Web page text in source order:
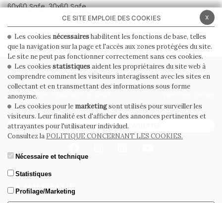
60x60 Safe 30x60 Safe
PRIVACY POLICY COOKIE POLICY
CONDITIONS GÉNÉRALES DE VENTE
ABONNEZ-VOUS À LA NEWSLETTER
x
CE SITE EMPLOIE DES COOKIES
Les cookies nécessaireshabilitent les fonctions de base, telles
que la navigation sur la page et l'accès aux zones protégées du site.
Le site ne peut pas fonctionner correctement sans ces cookies.
Les cookies statistiquesaident les propriétaires du site web à
comprendre comment les visiteurs interagissent avec les sites en
collectant et en transmettant des informations sous forme
anonyme.
Les cookies pour le marketingsont utilisés pour surveiller les
visiteurs. Leur finalité est d'afficher des annonces pertinentes et
attrayantes pour l'utilisateur individuel.
Consultez la POLITIQUE CONCERNANT LES COOKIES.
Nécessaire et technique
Statistiques
Profilage/Marketing